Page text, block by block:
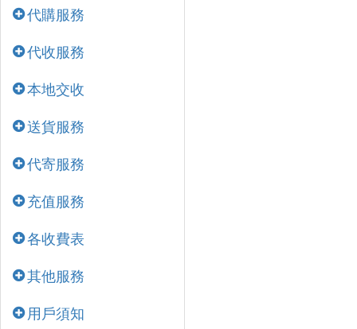
代購服務
代收服務
本地交收
送貨服務
代寄服務
充值服務
各收費表
其他服務
用戶須知